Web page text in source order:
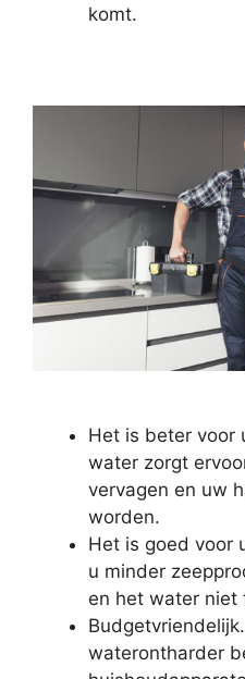
komt.
Het is beter voor
water zorgt
vervagen en uw
worden.
Het is goed voor
u minder
en het water niet
waterontharder